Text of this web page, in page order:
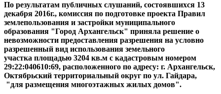
По результатам публичных слушаний, состоявшихся 13
декабря 2016г., комиссия по подготовке проекта Правил
землепользования и застройки муниципального
образования "Город Архангельск" приняла решение о
невозможности предоставления разрешения на условно
разрешенный вид использования земельного
участка площадью 3204 кв.м с кадастровым номером
29:22:040610:69, расположенного по адресу: г. Архангельск,
Октябрьский территориальный округ по ул. Гайдара,
"для размещения многоэтажных жилых домов".